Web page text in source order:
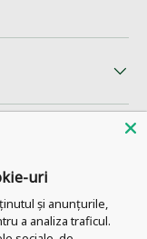
uri
și anunțurile,
a analiza traficul.